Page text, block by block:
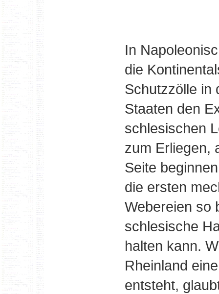
In
die
Schutzzölle in
Staaten den
schlesischen
zum Erliegen,
Seite
die ersten
Webereien so
schlesische
halten kann.
Rheinland
entsteht,